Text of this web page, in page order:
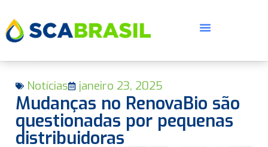
Notícias janeiro 23, 2025
Mudanças no RenovaBio são
questionadas por pequenas
distribuidoras